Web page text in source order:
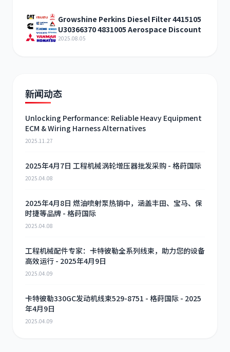
Growshine Perkins Diesel Filter 4415105
U30366370 4831005 Aerospace Discount
2025.08.05
新闻动态
Unlocking Performance: Reliable Heavy Equipment
ECM & Wiring Harness Alternatives
2025.11.27
2025年4月7日 工程机械涡轮增压器批发采购 - 格莳国际
2025.04.08
2025年4月8日 燃油喷射泵热销中，涵盖丰田、宝马、保
时捷等品牌 - 格莳国际
2025.04.08
工程机械配件专家：卡特彼勒全系列线束，助力您的设备
高效运行 - 2025年4月9日
2025.04.09
卡特彼勒330GC发动机线束529-8751 - 格莳国际 - 2025
年4月9日
2025.04.09